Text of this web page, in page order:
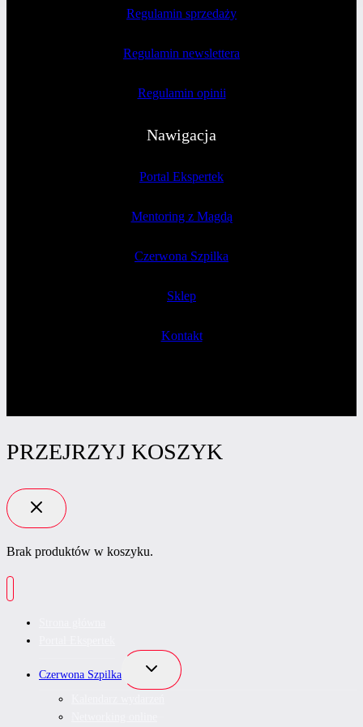
Regulamin sprzedaży
Regulamin newslettera
Regulamin opinii
Nawigacja
Portal Ekspertek
Mentoring z Magdą
Czerwona Szpilka
Sklep
Kontakt
PRZEJRZYJ KOSZYK
Brak produktów w koszyku.
Czerwona Szpilka
Przełącz
podrzędne